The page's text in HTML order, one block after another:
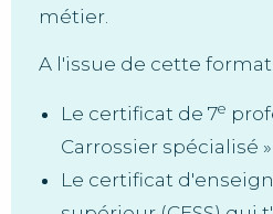
métier.
A l'issue de cette
Le certificat de 7e
Carrossier spécialisé »
Le certificat